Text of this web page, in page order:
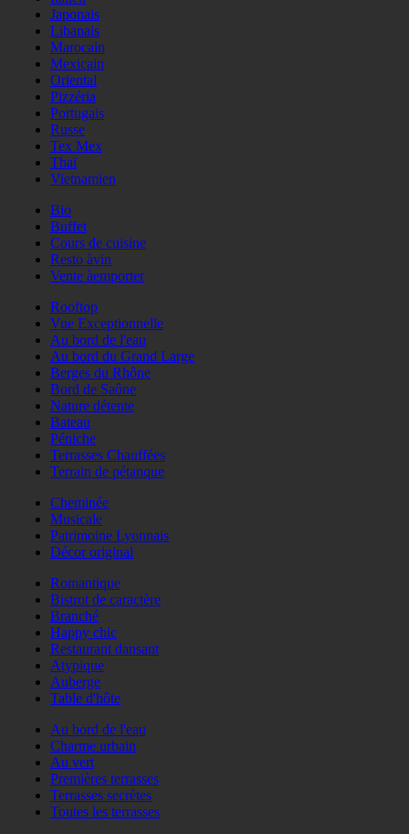
Japonais
Libanais
Marocain
Mexicain
Oriental
Pizzéria
Portugais
Russe
Tex Mex
Thaï
Vietnamien
Bio
Buffet
Cours de cuisine
Resto àvin
Vente àemporter
Rooftop
Vue Exceptionnelle
Au bord de l'eau
Au bord du Grand Large
Berges du Rhône
Bord de Saône
Nature détente
Bateau
Péniche
Terrasses Chauffées
Terrain de pétanque
Cheminée
Musicale
Patrimoine Lyonnais
Décor original
Romantique
Bistrot de caractère
Branché
Happy chic
Restaurant dansant
Atypique
Auberge
Table d'hôte
Au bord de l'eau
Charme urbain
Au vert
Premières terrasses
Terrasses secrètes
Toutes les terrasses